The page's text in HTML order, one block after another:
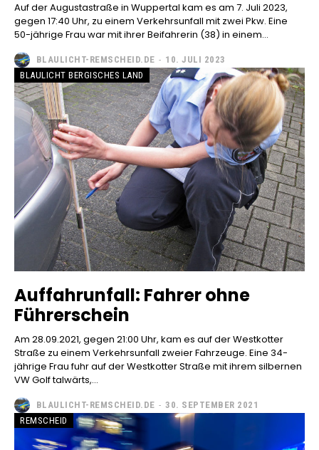
Auf der Augustastraße in Wuppertal kam es am 7. Juli 2023,
gegen 17:40 Uhr, zu einem Verkehrsunfall mit zwei Pkw. Eine
50-jährige Frau war mit ihrer Beifahrerin (38) in einem...
BLAULICHT-REMSCHEID.DE - 10. JULI 2023
BLAULICHT BERGISCHES LAND
Auffahrunfall: Fahrer ohne
Führerschein
Am 28.09.2021, gegen 21:00 Uhr, kam es auf der Westkotter
Straße zu einem Verkehrsunfall zweier Fahrzeuge. Eine 34-
jährige Frau fuhr auf der Westkotter Straße mit ihrem silbernen
VW Golf talwärts,...
BLAULICHT-REMSCHEID.DE - 30. SEPTEMBER 2021
REMSCHEID